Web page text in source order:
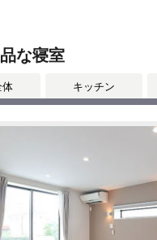
な寝室
体 キッチン